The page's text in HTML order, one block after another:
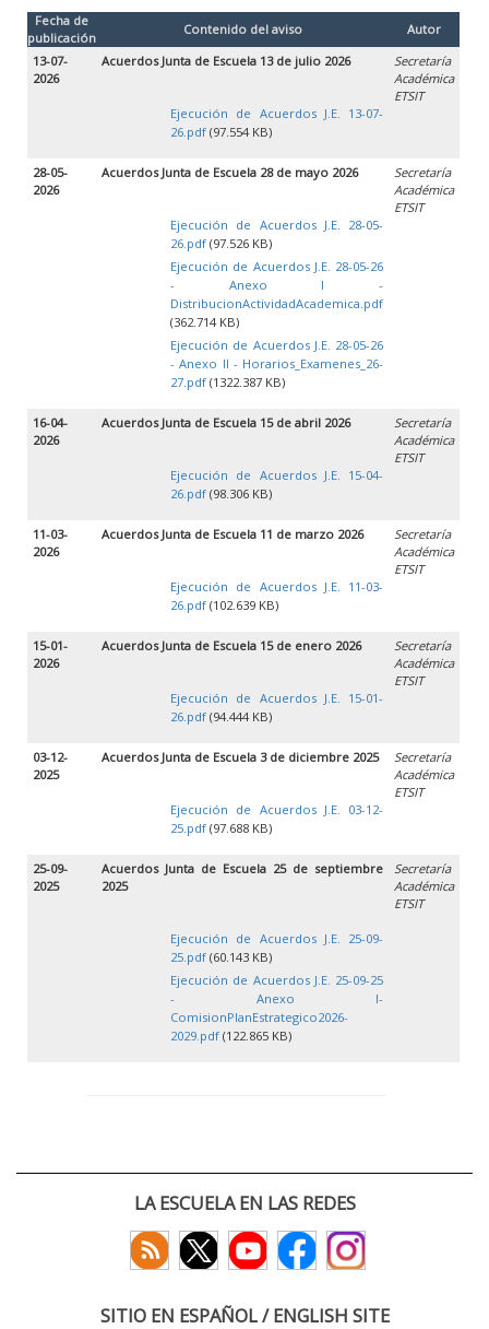
Fecha de
publicación
Contenido del aviso
Autor
13-07-
2026
Acuerdos Junta de Escuela 13 de julio 2026
Ejecución de Acuerdos J.E. 13-07-
26.pdf (97.554 KB)
Secretaría
Académica
ETSIT
28-05-
2026
Acuerdos Junta de Escuela 28 de mayo 2026
Ejecución de Acuerdos J.E. 28-05-
26.pdf (97.526 KB)
Ejecución de Acuerdos J.E. 28-05-26
- Anexo I -
DistribucionActividadAcademica.pdf
(362.714 KB)
Ejecución de Acuerdos J.E. 28-05-26
- Anexo II - Horarios_Examenes_26-
27.pdf (1322.387 KB)
Secretaría
Académica
ETSIT
16-04-
2026
Acuerdos Junta de Escuela 15 de abril 2026
Ejecución de Acuerdos J.E. 15-04-
26.pdf (98.306 KB)
Secretaría
Académica
ETSIT
11-03-
2026
Acuerdos Junta de Escuela 11 de marzo 2026
Ejecución de Acuerdos J.E. 11-03-
26.pdf (102.639 KB)
Secretaría
Académica
ETSIT
15-01-
2026
Acuerdos Junta de Escuela 15 de enero 2026
Ejecución de Acuerdos J.E. 15-01-
26.pdf (94.444 KB)
Secretaría
Académica
ETSIT
03-12-
2025
Acuerdos Junta de Escuela 3 de diciembre 2025
Ejecución de Acuerdos J.E. 03-12-
25.pdf (97.688 KB)
Secretaría
Académica
ETSIT
25-09-
2025
Acuerdos Junta de Escuela 25 de septiembre
2025
Ejecución de Acuerdos J.E. 25-09-
25.pdf (60.143 KB)
Ejecución de Acuerdos J.E. 25-09-25
- Anexo I-
ComisionPlanEstrategico2026-
2029.pdf (122.865 KB)
Secretaría
Académica
ETSIT
LA ESCUELA EN LAS REDES
SITIO EN ESPAÑOL / ENGLISH SITE